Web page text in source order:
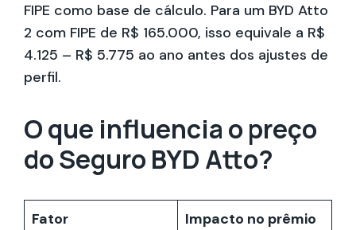
FIPE como base de cálculo. Para um BYD Atto
2 com FIPE de R$ 165.000, isso equivale a R$
4.125 – R$ 5.775 ao ano antes dos ajustes de
perfil.
O que influencia o preço
do Seguro BYD Atto?
Fator Impacto no prêmio